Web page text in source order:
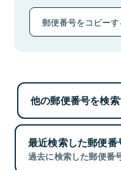
郵便番号をコピーす
他の郵便番号を検
最近検索した郵便番
過去に検索した郵便番